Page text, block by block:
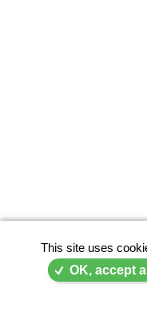
This site uses
OK, accept all